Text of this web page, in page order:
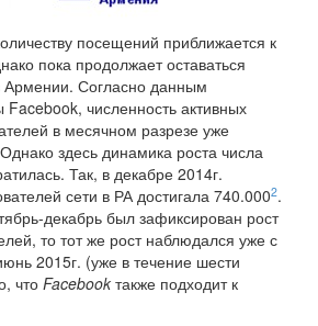
посещений приближается к
пока продолжает оставаться
Согласно данным
численность активных
в месячном разрезе уже
здесь динамика роста числа
Так, в декабре 2014г.
сети в РА достигала 740.0002.
декабрь был зафиксирован рост
то тот же рост наблюдался уже с
2015г. (уже в течение шести
что Facebook также подходит к